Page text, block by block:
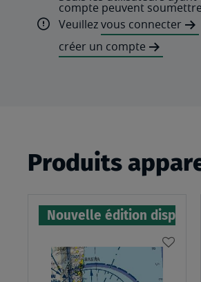
compte peuvent
Veuillezvous connecter
créer un compte
Produits
Nouvelle édition